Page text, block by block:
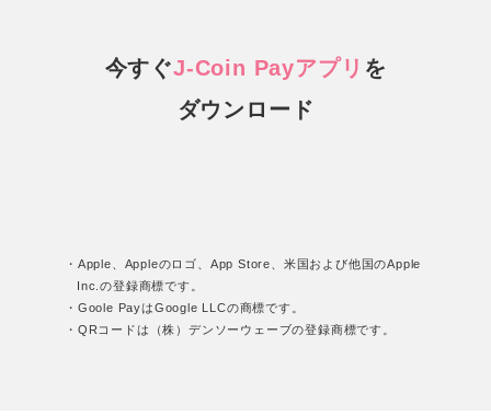
今すぐJ-Coin Payアプリ を
ダウンロード
・Apple、Appleのロゴ、App Store、米国および他国のApple
Inc.の登録商標です。
・Goole PayはGoogle LLCの商標です。
・QRコードは（株）デンソーウェーブの登録商標です。